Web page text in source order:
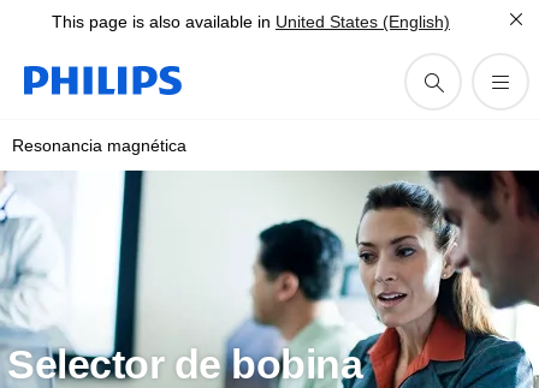
This page is also available in United States (English)
Resonancia magnética
Selector de bobina